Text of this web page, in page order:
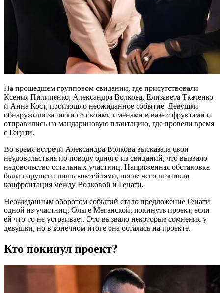
На прошедшем групповом свидании, где присутствовали
Ксения Пилипенко, Александра Волкова, Елизавета Ткаченко
и Анна Кост, произошло неожиданное событие. Девушки
обнаружили записки со своими именами в вазе с фруктами и
отправились на мандариновую плантацию, где провели время
с Гецати.
Во время встречи Александра Волкова высказала свои
неудовольствия по поводу одного из свиданий, что вызвало
недовольство остальных участниц. Напряженная обстановка
была нарушена лишь коктейлями, после чего возникла
конфронтация между Волковой и Гецати.
Неожиданным оборотом событий стало предложение Гецати
одной из участниц, Ольге Меганской, покинуть проект, если
ей что-то не устраивает. Это вызвало некоторые сомнения у
девушки, но в конечном итоге она осталась на проекте.
Кто покинул проект?